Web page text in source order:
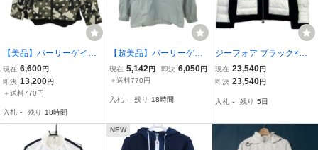
【美品】パーリーゲイツ
ジップパーカー グリーン
系×ベージュ カモフラ調
迷彩 裏起毛 ドット レデ
PEARLY GATES
現在 6,600円
即決 13,200円
＋送料770円
入札 - 残り 18時間
【超美品】パーリーゲイ
ツ インナースニード ブル
ーグレー×黒 ネックジッ
ス 2(L) ゴルフウェア PEA
現在 5,142円 即決 6,050円
＋送料770円
入札 - 残り 18時間
ジーフォア ブラック×ホ
ワイト ロゴ刺繍 ジップア
ップ ノーカラーダウンジ
現在 23,540円
即決 23,540円
入札 - 残り 5日
NEW